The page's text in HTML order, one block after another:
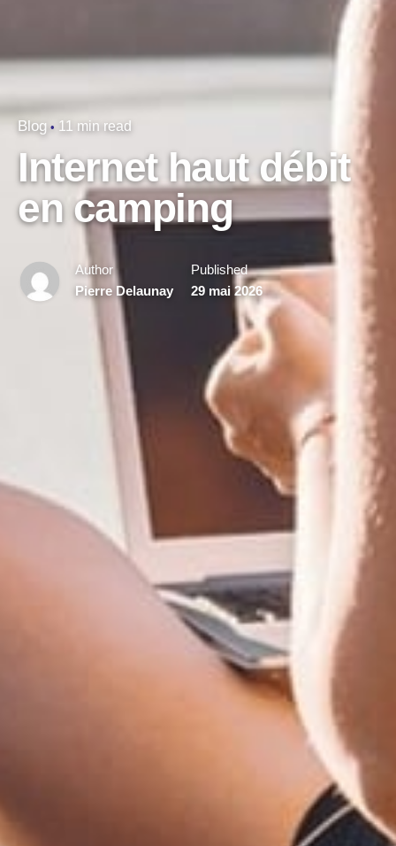
Blog 11 min read
Internet haut débit
en camping
Author
Pierre Delaunay
Published
29 mai 2026